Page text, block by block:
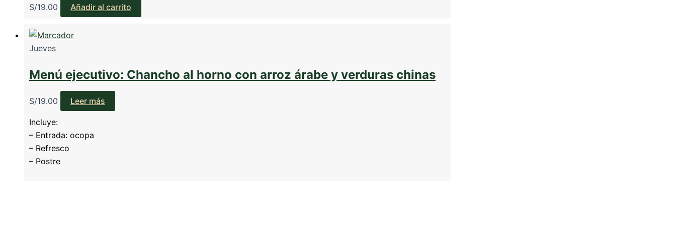
S/19.00 Añadir al carrito
Jueves
Menú ejecutivo: Chancho al horno con arroz árabe y verduras chinas
S/19.00 Leer más
Incluye:
– Entrada: ocopa
– Refresco
– Postre